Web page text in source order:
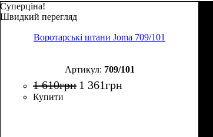
Суперціна!
Швидкий перегляд
Воротарські штани Joma 709/101
709/101
1 610грн 1 361грн
Купити